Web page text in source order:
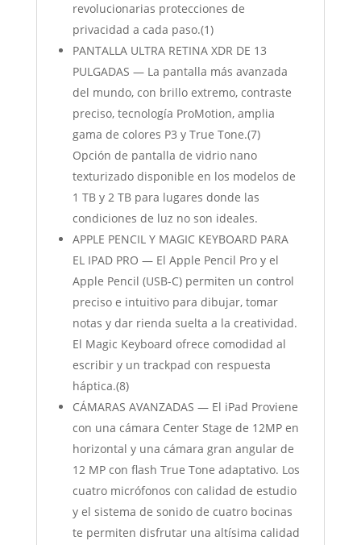
revolucionarias protecciones de
privacidad a cada paso.(1)
PANTALLA ULTRA RETINA XDR DE 13
PULGADAS — La pantalla más avanzada
del mundo, con brillo extremo, contraste
preciso, tecnología ProMotion, amplia
gama de colores P3 y True Tone.(7)
Opción de pantalla de vidrio nano
texturizado disponible en los modelos de
1 TB y 2 TB para lugares donde las
condiciones de luz no son ideales.
APPLE PENCIL Y MAGIC KEYBOARD PARA
EL IPAD PRO — El Apple Pencil Pro y el
Apple Pencil (USB-C) permiten un control
preciso e intuitivo para dibujar, tomar
notas y dar rienda suelta a la creatividad.
El Magic Keyboard ofrece comodidad al
escribir y un trackpad con respuesta
háptica.(8)
CÁMARAS AVANZADAS — El iPad Proviene
con una cámara Center Stage de 12MP en
horizontal y una cámara gran angular de
12 MP con flash True Tone adaptativo. Los
cuatro micrófonos con calidad de estudio
y el sistema de sonido de cuatro bocinas
te permiten disfrutar una altísima calidad